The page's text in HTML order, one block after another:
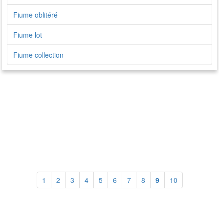
Fiume oblitéré
Fiume lot
Fiume collection
1 2 3 4 5 6 7 8 9 10